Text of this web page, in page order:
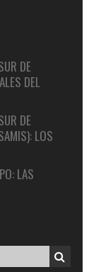
DE
DEL
DE
LOS
LAS